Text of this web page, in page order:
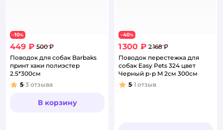
−10%
449 ₽ 500 ₽
Поводок для собак Barbaks
принт хаки полиэстер
2.5*300см
Рейтинг:
5 3 отзыва
В корзину
−40%
1 300 ₽ 2 168 ₽
Поводок перестежка для
собак Easy Pets 324 цвет
Черный р-р M 2см 300см
Рейтинг:
5 1 отзыв